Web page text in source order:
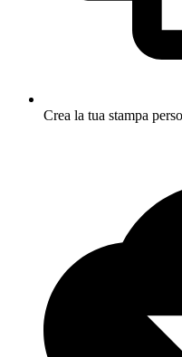
Crea la tua stampa